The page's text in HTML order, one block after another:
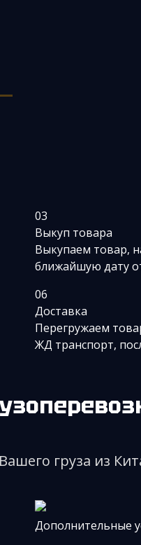
03
Выкуп товара
Выкупаем товар,
ближайшую дату
06
Доставка
Перегружаем
ЖД транспорт,
груза из
Дополнительные